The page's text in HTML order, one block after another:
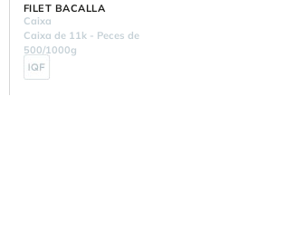
FILET BACALLA
Caixa
Caixa de 11k - Peces de
500/1000g